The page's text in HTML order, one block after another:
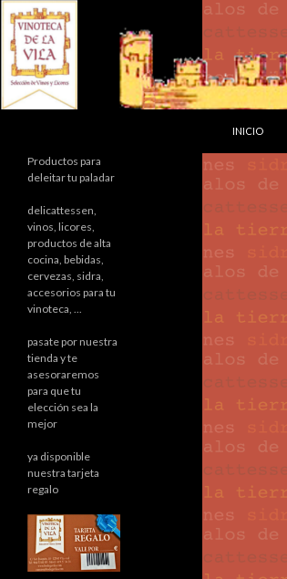
INICIO
Productos para
deleitar tu paladar
delicattessen,
vinos, licores,
productos de alta
cocina, bebidas,
cervezas, sidra,
accesorios para tu
vinoteca, ...
pasate por nuestra
tienda y te
asesoraremos
para que tu
elección sea la
mejor
ya disponible
nuestra tarjeta
regalo